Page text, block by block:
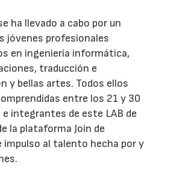
ha llevado a cabo por un
jóvenes profesionales
en ingeniería informática,
traducción e
y bellas artes. Todos ellos
entre los 21 y 30
e integrantes de este LAB de
la plataforma Join de
impulso al talento hecha por y